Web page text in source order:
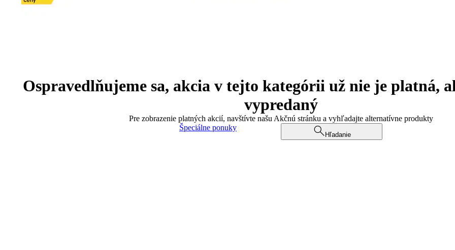
Ospravedlňujeme sa, akcia v tejto kategórii už nie je platná,
vypredaný
Pre zobrazenie platných akcií, navštívte našu Akčnú stránku a vyhľadajte alternatívne produkty
Špeciálne ponuky
Hľadanie